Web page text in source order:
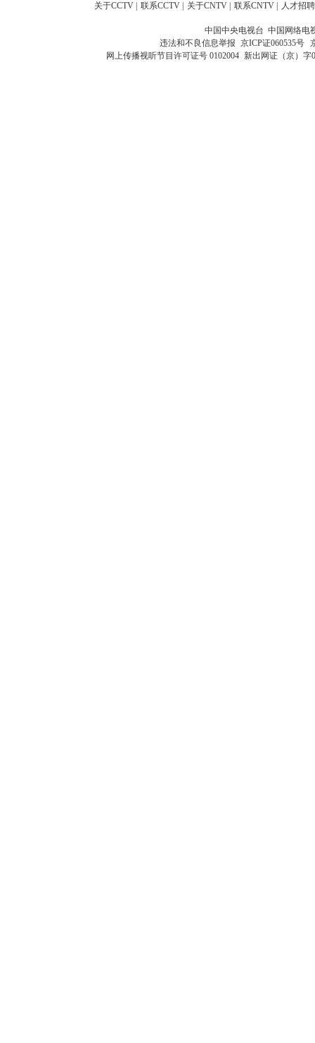
关于CCTV 联系CCTV 关于CNTV 联系CNTV 人才招聘
中国中央电视台 中国网络电
违法和不良信息举报 京ICP证060535号
网上传播视听节目许可证号 0102004 新出网证（京）